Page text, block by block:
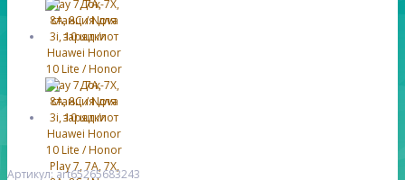
Артикул: art65265683243